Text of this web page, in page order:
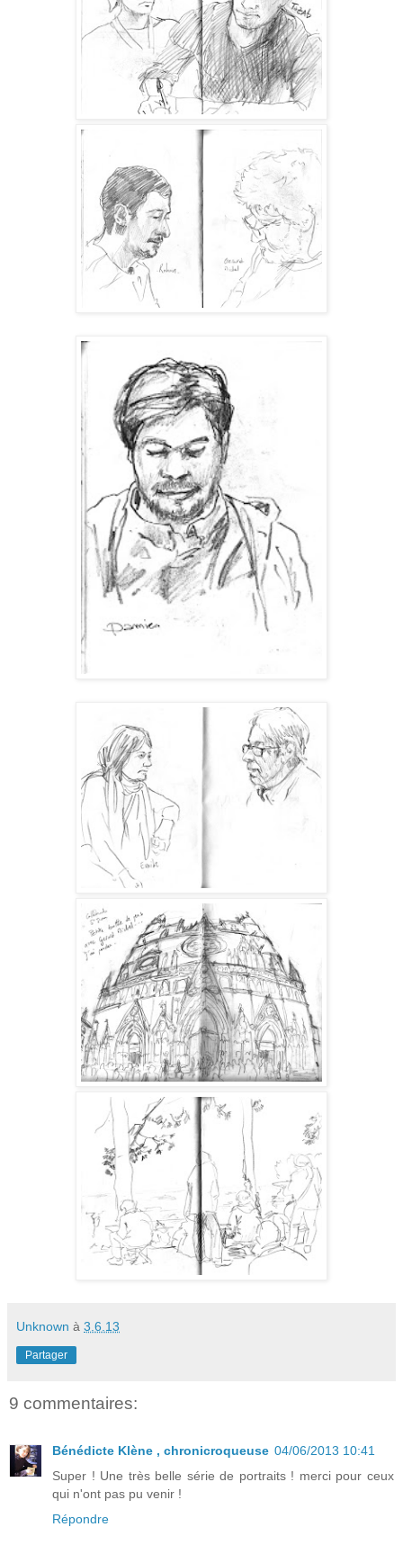
Unknown à 3.6.13
Partager
9 commentaires:
Bénédicte Klène , chronicroqueuse 04/06/2013 10:41
Super ! Une très belle série de portraits ! merci pour ceux
qui n'ont pas pu venir !
Répondre